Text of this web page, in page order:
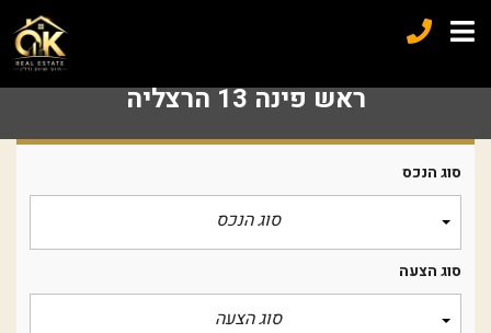
ראש פינה 13 הרצליה
סוג הנכס
סוג הנכס
סוג הצעה
סוג הצעה